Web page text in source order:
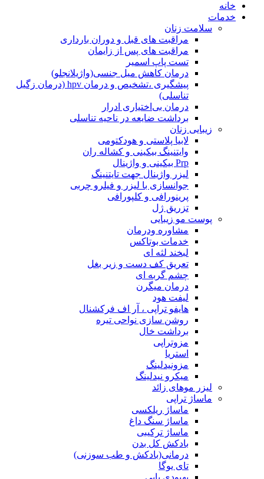
خانه
خدمات
سلامت زنان
مراقبت های قبل و دوران بارداری
مراقبت های پس از زایمان
تست پاپ اسمیر
درمان کاهش میل جنسی(واژیلانجلو)
پیشگیری ،تشخیص و درمان hpv (درمان زگیل
تناسلی)
درمان بی‌اختیاری ادرار
برداشت ضایعه در ناحیه تناسلی
زیبایی زنان
لابیا پلاستی و هودکتومی
وایتنینگ بیکینی و کشاله ران
Prp بیکینی و واژینال
لیزر واژینال جهت تایتنینگ
جوانسازی با لیزر و فیلرو چربی
پرینورافی و کلپورافی
تزریق ژل
پوست مو زیبایی
مشاوره ودرمان
خدمات بوتاکس
لبخند لثه ای
تعریق کف دست و زیر بغل
چشم گربه ای
درمان میگرن
لیفت هود
هایفو تراپی ، آر اف فرکشنال
روشن سازی نواحی تیره
برداشت خال
مزوتراپی
استریا
مزونیدلینگ
میکرو نیدلینگ
لیزر موهای زائد
ماساژ تراپی
ماساژ ریلکسی
ماساژ سنگ داغ
ماساژ ترکیبی
بادکش کل بدن
درمانی(بادکش و طب سوزنی)
تای یوگا